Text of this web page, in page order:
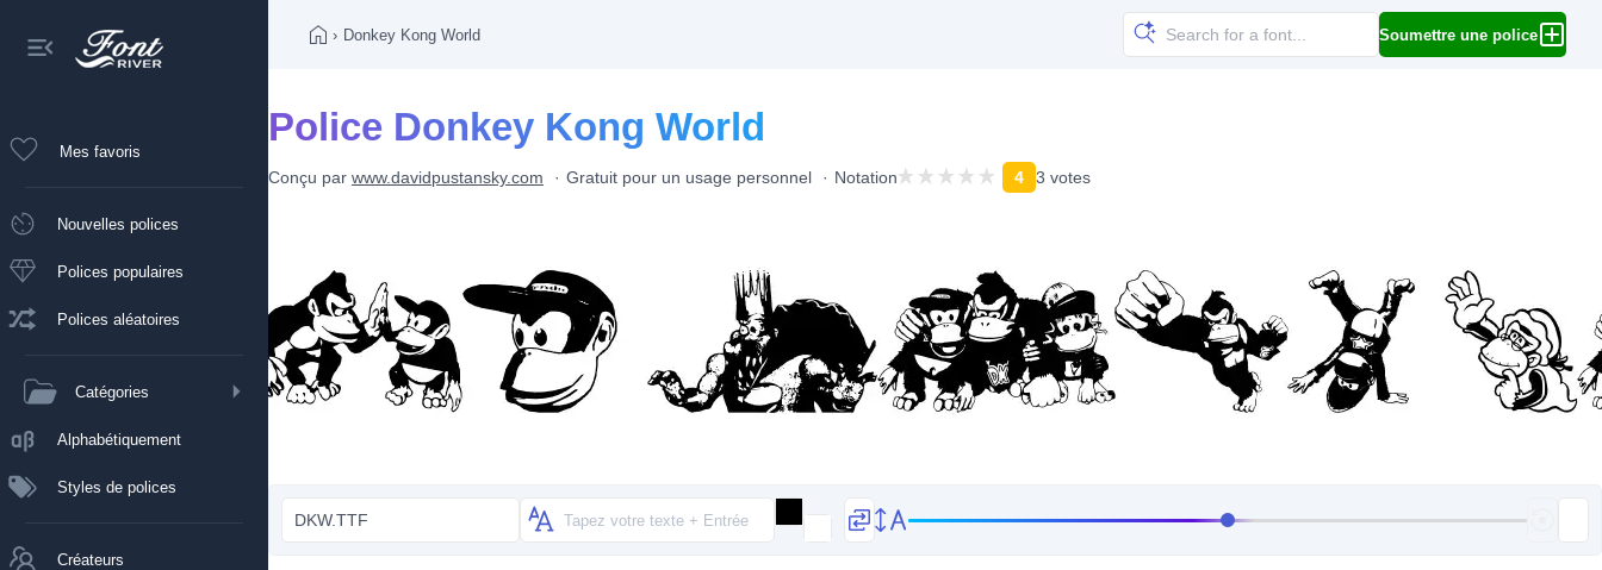
Mes favoris
Nouvelles polices
Polices populaires
Polices aléatoires
Catégories
Alphabétiquement
Styles de polices
Créateurs
› Donkey Kong World Soumettre une police
Police Donkey Kong World
Conçu par www.davidpustansky.com Gratuit pour un usage personnel Notation 4 3 votes
DKW.TTF